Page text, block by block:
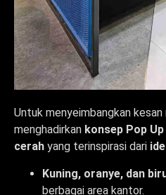
Untuk menyeimbangkan
menghadirkan konsep Pop Up
cerah yang terinspirasi dari
Kuning, oranye, dan
berbagai area kantor.